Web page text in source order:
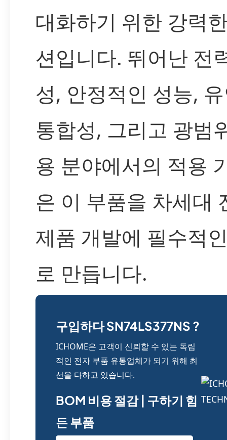
대화하기 위한 강력
션입니다. 뛰어난 전
성, 안정적인 성능,
통합성, 그리고 광범
용 분야에서의 적용
은 이 부품을 차세대
제품 개발에 필수적
로 만듭니다.
구입하다 SN74LS377NS ?
ICHOME은 고객이 신뢰할 수 있는 독립
적인 전자 부품 유통업체가 되기 위해 최
선을 다하고 있습니다.
BOM 비용 절감 | 구하기 힘
든 부품